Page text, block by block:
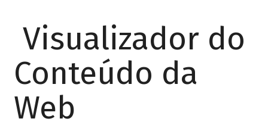
Visualizador do
Conteúdo da
Web